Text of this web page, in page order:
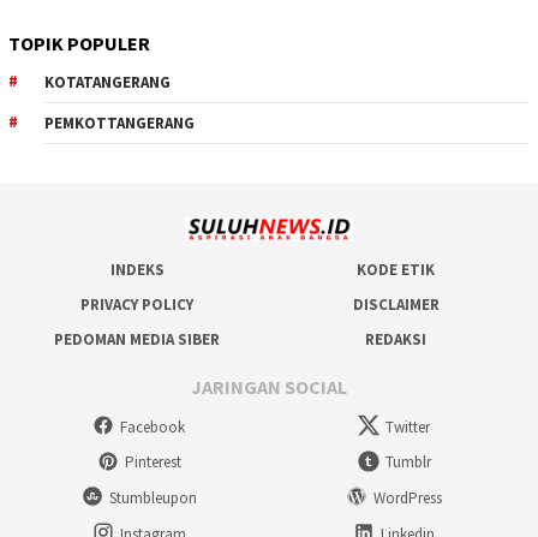
TOPIK POPULER
KOTATANGERANG
PEMKOTTANGERANG
INDEKS
KODE ETIK
PRIVACY POLICY
DISCLAIMER
PEDOMAN MEDIA SIBER
REDAKSI
JARINGAN SOCIAL
Facebook
Twitter
Pinterest
Tumblr
Stumbleupon
WordPress